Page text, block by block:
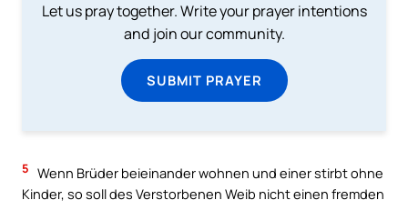
Let us pray together. Write your prayer intentions
and join our community.
SUBMIT PRAYER
5 Wenn Brüder beieinander wohnen und einer stirbt ohne
Kinder, so soll des Verstorbenen Weib nicht einen fremden